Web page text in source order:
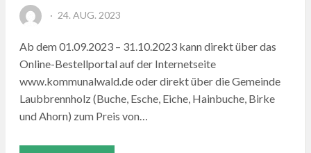
POSTED
24. AUG. 2023
Ab dem 01.09.2023 – 31.10.2023 kann direkt über das
Online-Bestellportal auf der Internetseite
www.kommunalwald.de oder direkt über die Gemeinde
Laubbrennholz (Buche, Esche, Eiche, Hainbuche, Birke
und Ahorn) zum Preis von…